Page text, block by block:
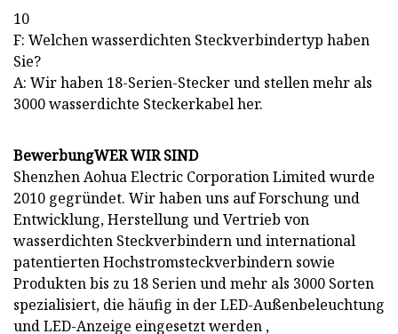
10
F: Welchen wasserdichten Steckverbindertyp haben
Sie?
A: Wir haben 18-Serien-Stecker und stellen mehr als
3000 wasserdichte Steckerkabel her.
BewerbungWER WIR SIND
Shenzhen Aohua Electric Corporation Limited wurde
2010 gegründet. Wir haben uns auf Forschung und
Entwicklung, Herstellung und Vertrieb von
wasserdichten Steckverbindern und international
patentierten Hochstromsteckverbindern sowie
Produkten bis zu 18 Serien und mehr als 3000 Sorten
spezialisiert, die häufig in der LED-Außenbeleuchtung
und LED-Anzeige eingesetzt werden ,